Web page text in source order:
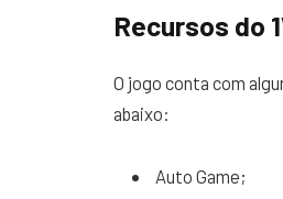
Recursos do
O jogo conta com
abaixo:
Auto Game;